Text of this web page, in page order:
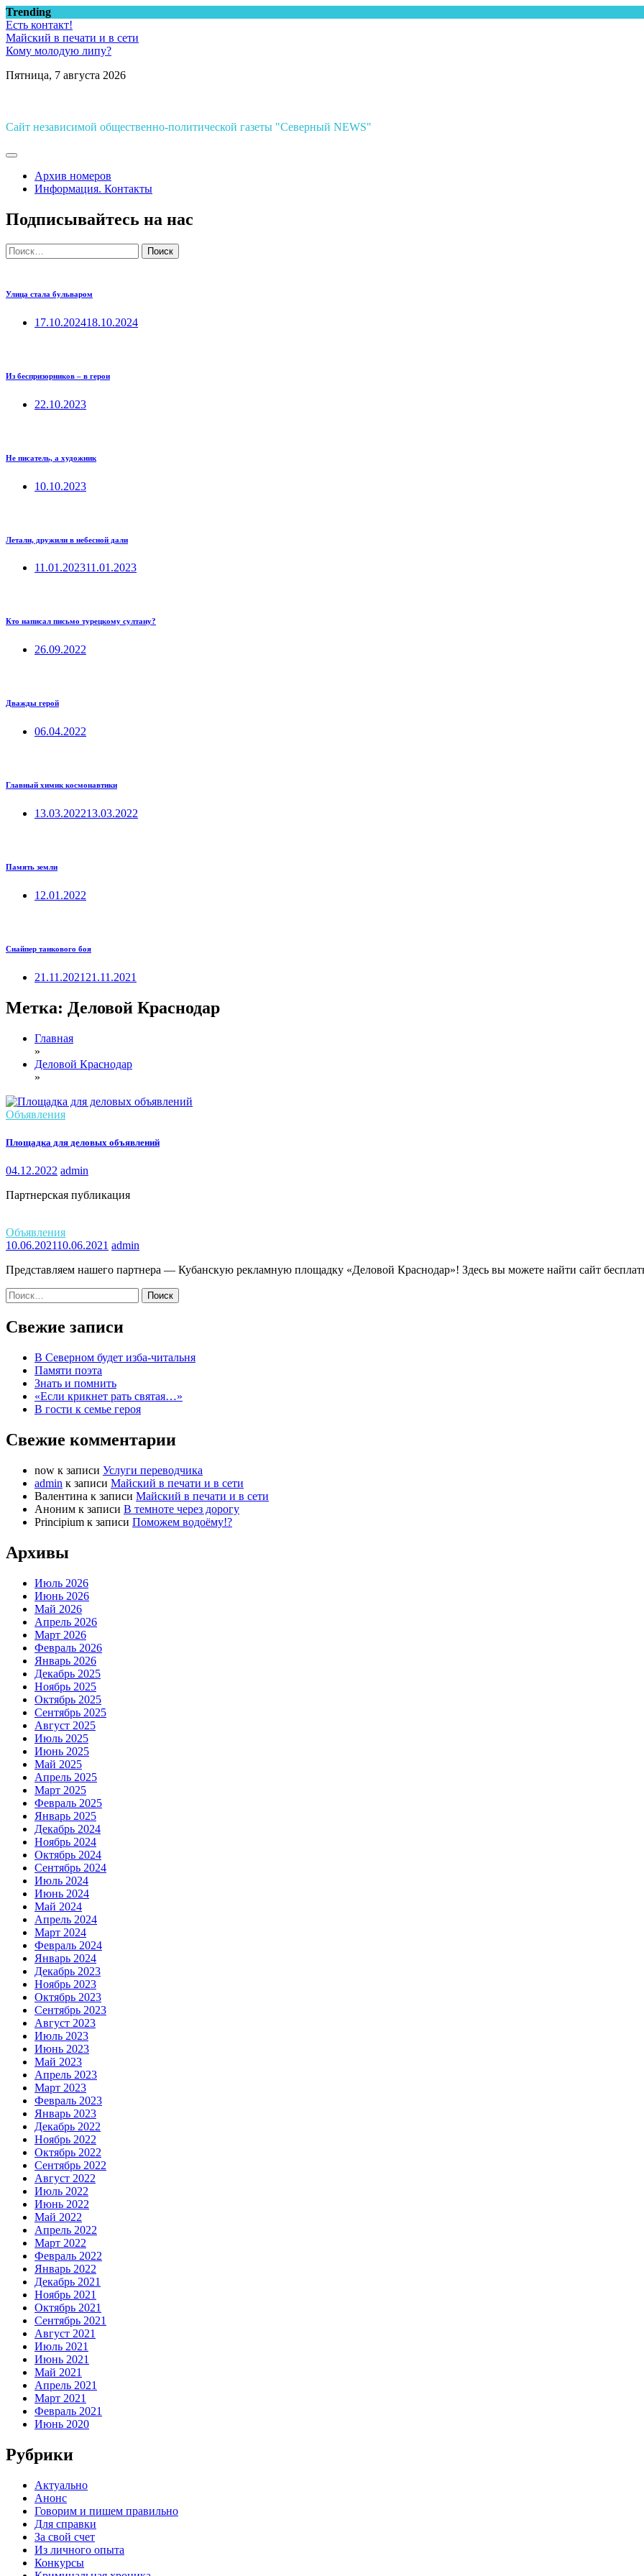
Перейти
к
содержимому
Trending
Есть контакт!
Майский в печати и в сети
Кому молодую липу?
Пятница, 7 августа 2026
Сайт независимой общественно-политической газеты "Северный NEWS"
Архив номеров
Информация. Контакты
Подписывайтесь на нас
Найти:
Улица стала бульваром
17.10.202418.10.2024
Из беспризорников – в герои
22.10.2023
Не писатель, а художник
10.10.2023
Летали, дружили в небесной дали
11.01.202311.01.2023
Кто написал письмо турецкому султану?
26.09.2022
Дважды герой
06.04.2022
Главный химик космонавтики
13.03.202213.03.2022
Память земли
12.01.2022
Снайпер танкового боя
21.11.2021 21.11.2021
Метка: Деловой Краснодар
Главная
»
Деловой Краснодар
»
Объявления
Площадка для деловых объявлений
04.12.2022 admin
Партнерская публикация
Объявления
10.06.202110.06.2021 admin
Представляем нашего партнера — Кубанскую рекламную площадку «Деловой Краснодар»! Здесь вы можете найти сайт
Найти:
Свежие записи
В Северном будет изба-читальня
Памяти поэта
Знать и помнить
«Если крикнет рать святая…»
В гости к семье героя
Свежие комментарии
now к записи Услуги переводчика
admin к записи Майский в печати и в сети
Валентина к записи Майский в печати и в сети
Аноним к записи В темноте через дорогу
Principium к записи Поможем водоёму!?
Архивы
Июль 2026
Июнь 2026
Май 2026
Апрель 2026
Март 2026
Февраль 2026
Январь 2026
Декабрь 2025
Ноябрь 2025
Октябрь 2025
Сентябрь 2025
Август 2025
Июль 2025
Июнь 2025
Май 2025
Апрель 2025
Март 2025
Февраль 2025
Январь 2025
Декабрь 2024
Ноябрь 2024
Октябрь 2024
Сентябрь 2024
Июль 2024
Июнь 2024
Май 2024
Апрель 2024
Март 2024
Февраль 2024
Январь 2024
Декабрь 2023
Ноябрь 2023
Октябрь 2023
Сентябрь 2023
Август 2023
Июль 2023
Июнь 2023
Май 2023
Апрель 2023
Март 2023
Февраль 2023
Январь 2023
Декабрь 2022
Ноябрь 2022
Октябрь 2022
Сентябрь 2022
Август 2022
Июль 2022
Июнь 2022
Май 2022
Апрель 2022
Март 2022
Февраль 2022
Январь 2022
Декабрь 2021
Ноябрь 2021
Октябрь 2021
Сентябрь 2021
Август 2021
Июль 2021
Июнь 2021
Май 2021
Апрель 2021
Март 2021
Февраль 2021
Июнь 2020
Рубрики
Актуально
Анонс
Говорим и пишем правильно
Для справки
За свой счет
Из личного опыта
Конкурсы